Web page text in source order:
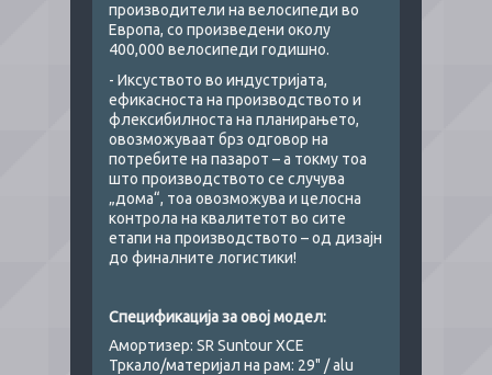
производители на велосипеди во
Европа, со произведени околу
400,000 велосипеди годишно.
- Иксуството во индустријата,
ефикасноста на производството и
флексибилноста на планирањето,
овозможуваат брз одговор на
потребите на пазарот – а токму тоа
што производството се случува
„дома“, тоа овозможува и целосна
контрола на квалитетот во сите
етапи на производството – од дизајн
до финалните логистики!
Спецификација за овој модел:
Амортизер: SR Suntour XCE
Тркало/материјал на рам: 29" / alu